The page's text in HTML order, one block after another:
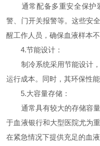
通常配备多重安全保护
警、门开关报警等。这些安
醒工作人员，确保血液样本不
4.节能设计：
制冷系统采用节能设计，
运行成本。同时，其环保性
5.大容量存储：
通常具有较大的存储容量
于血液银行和大型医院尤为
在紧急情况下提供充足的血液